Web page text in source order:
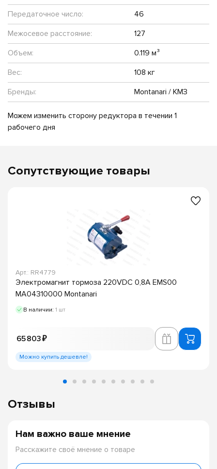
Передаточное число:
46
Межосевое расстояние:
127
Объем:
0.119 м³
Вес:
108 кг
Бренды:
Montanari / КМЗ
Можем изменить сторону редуктора в течении 1
рабочего дня
Сопутствующие товары
Арт.: RR4779
Электромагнит тормоза 220VDC 0,8A EMS00
MA04310000 Montanari
В наличии: 1 шт
65 803 ₽
Можно купить дешевле!
Отзывы
Нам важно ваше мнение
Расскажите своё мнение о товаре